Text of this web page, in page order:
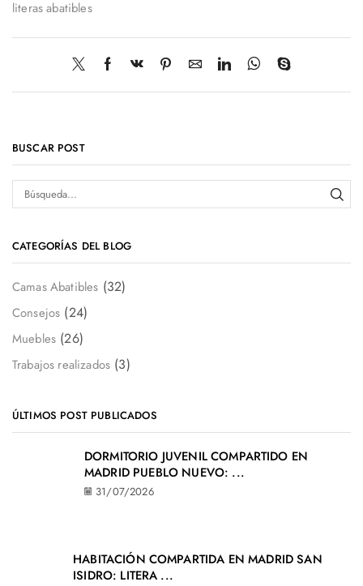
literas abatibles
BUSCAR POST
CATEGORÍAS DEL BLOG
Camas Abatibles (32)
Consejos (24)
Muebles (26)
Trabajos realizados (3)
ÚLTIMOS POST PUBLICADOS
DORMITORIO JUVENIL COMPARTIDO EN
MADRID PUEBLO NUEVO: ...
31/07/2026
HABITACIÓN COMPARTIDA EN MADRID SAN
ISIDRO: LITERA ...